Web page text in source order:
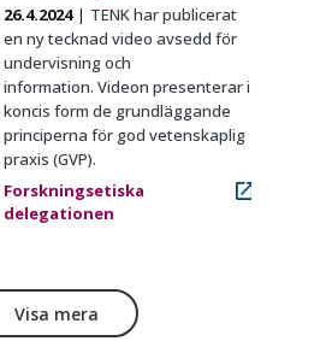
26.4.2024
TENK har publicerat
en ny tecknad video avsedd för
undervisning och
information. Videon presenterar i
koncis form de grundläggande
principerna för god vetenskaplig
praxis (GVP).
Forskningsetiska
delegationen
Visa mera